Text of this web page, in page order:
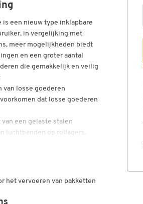
een nieuw type inklapbare
in vergelijking met
meer mogelijkheden biedt
en een groter aantal
die gemakkelijk en veilig
van losse goederen
dat losse goederen
een gelaste stalen
luchtbanden op rollagers.
1100 mm
het vervoeren van pakketten